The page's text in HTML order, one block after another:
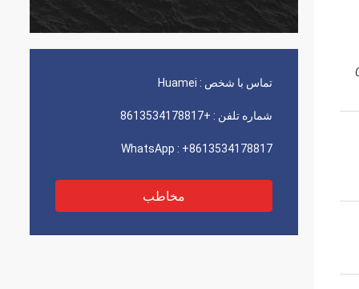
تماس با شخص : Huamei
شماره تلفن : +8613534178817
WhatsApp : +8613534178817
مخاطب